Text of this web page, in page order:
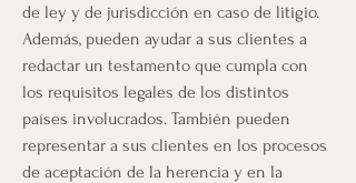
de ley y de jurisdicción en caso de litigio.
Además, pueden ayudar a sus clientes a
redactar un testamento que cumpla con
los requisitos legales de los distintos
países involucrados. También pueden
representar a sus clientes en los procesos
de aceptación de la herencia y en la